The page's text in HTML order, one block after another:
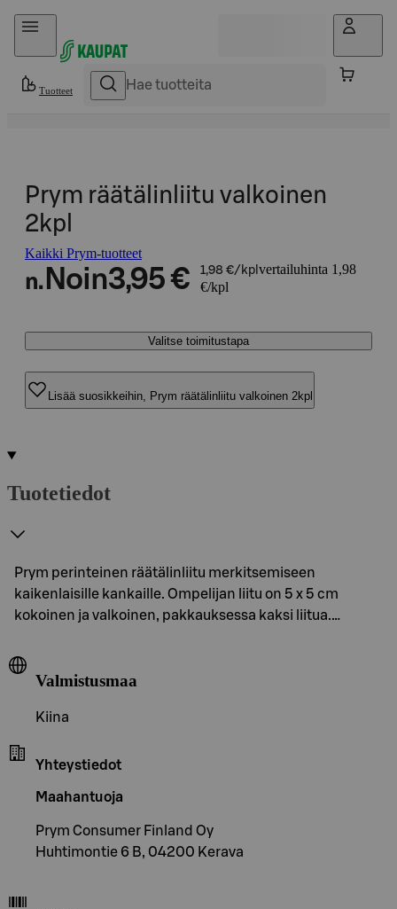
Hyppää sisältöön
Tuotteet
Prym räätälinliitu valkoinen
2kpl
Kaikki Prym-tuotteet
n. Noin3,95 € 1,98 €/kpl vertailuhinta 1,98
€/kpl
Valitse toimitustapa
Lisää suosikkeihin, Prym räätälinliitu valkoinen 2kpl
Tuotetiedot
Prym perinteinen räätälinliitu merkitsemiseen
kaikenlaisille kankaille. Ompelijan liitu on 5 x 5 cm
kokoinen ja valkoinen, pakkauksessa kaksi liitua.…
Valmistusmaa
Kiina
Yhteystiedot
Maahantuoja
Prym Consumer Finland Oy
Huhtimontie 6 B, 04200 Kerava